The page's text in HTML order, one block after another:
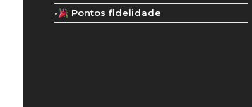
•
Pontos fidelidade